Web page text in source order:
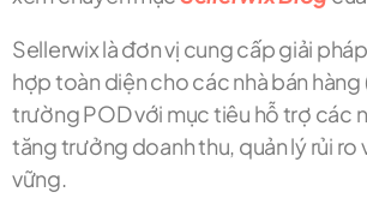
Sellerwix là đơn vị cung cấp giải
hợp toàn diện cho các nhà bán hàng
trường POD với mục tiêu hỗ trợ các
tăng trưởng doanh thu, quản lý rủi ro
vững.